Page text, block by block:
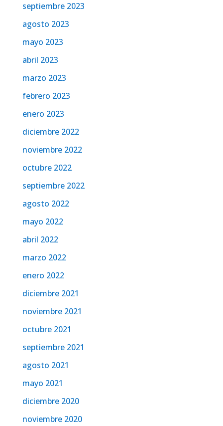
septiembre 2023
agosto 2023
mayo 2023
abril 2023
marzo 2023
febrero 2023
enero 2023
diciembre 2022
noviembre 2022
octubre 2022
septiembre 2022
agosto 2022
mayo 2022
abril 2022
marzo 2022
enero 2022
diciembre 2021
noviembre 2021
octubre 2021
septiembre 2021
agosto 2021
mayo 2021
diciembre 2020
noviembre 2020